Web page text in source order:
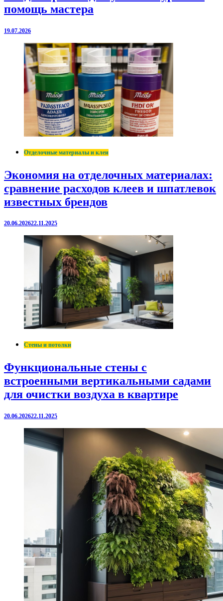
помощь мастера
19.07.2026
Отделочные материалы и клеи
Экономия на отделочных материалах:
сравнение расходов клеев и шпатлевок
известных брендов
20.06.202622.11.2025
Стены и потолки
Функциональные стены с
встроенными вертикальными садами
для очистки воздуха в квартире
20.06.202622.11.2025